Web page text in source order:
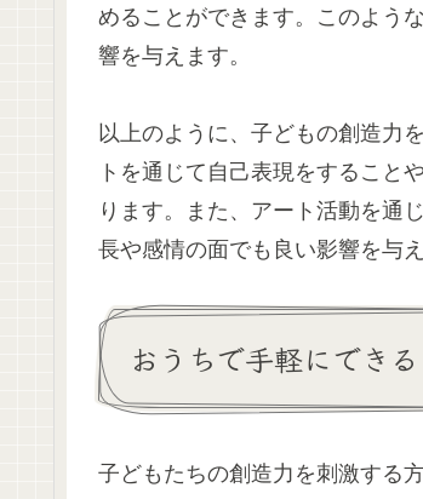
めることができます。このよう
響を与えます。
以上のように、子どもの創造力
トを通じて自己表現をすること
ります。また、アート活動を通
長や感情の面でも良い影響を与
おうちで手軽にでき
子どもたちの創造力を刺激する